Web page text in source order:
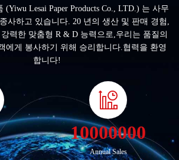
(Yiwu Lesai Paper Products Co., LTD.) 는 사무
사하고 있습니다. 20 년의 생산 및 판매 경험,
력한 맞춤형 R & D 능력으로,우리는 품질의
에게 봉사하기 위해 승리합니다.협력을 환영
합니다!
10000000
Annual Sales